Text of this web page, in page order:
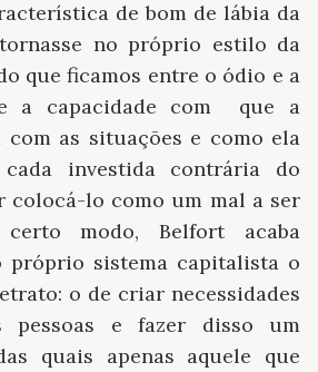
de bom de lábia da
no próprio estilo da
que ficamos entre o ódio e a
a capacidade com que a
com as situações e como ela
investida contrária do
colocá-lo como um mal a ser
certo modo, Belfort acaba
próprio sistema capitalista o
o de criar necessidades
pessoas e fazer disso um
quais apenas aquele que